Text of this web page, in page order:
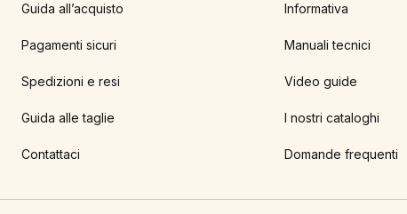
Guida all’acquisto
Pagamenti sicuri
Spedizioni e resi
Guida alle taglie
Contattaci
Informativa
Manuali tecnici
Video guide
I nostri cataloghi
Domande frequenti